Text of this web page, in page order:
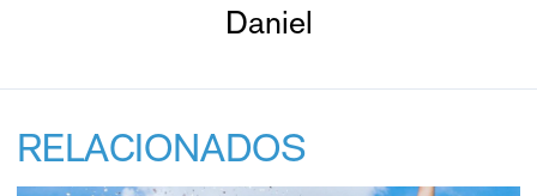
Daniel
RELACIONADOS